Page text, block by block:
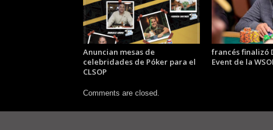
Anuncian mesas de
celebridades de Póker para el
CLSOP
francés finalizó
Event de la
Comments are closed.